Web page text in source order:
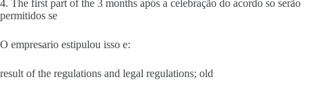
4. The first part of the 3 months após a celebração do acordo so serão
permitidos se
O empresario estipulou isso e:
result of the regulations and legal regulations; old